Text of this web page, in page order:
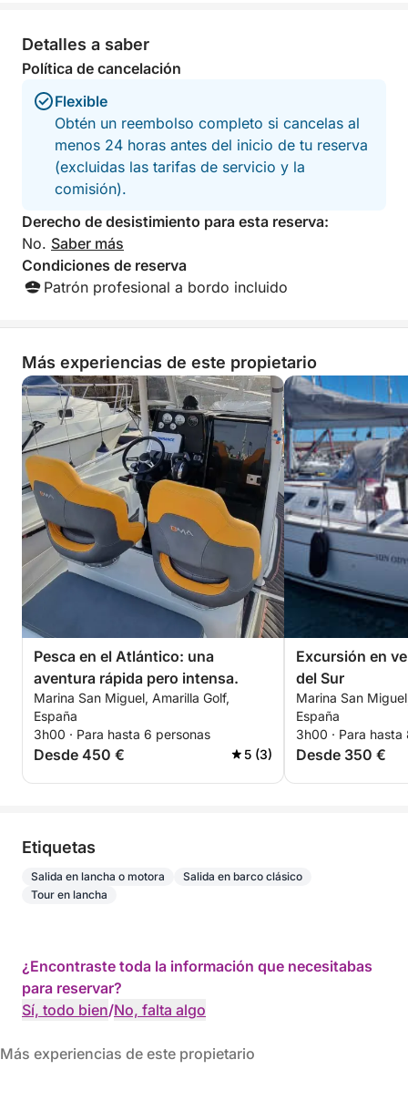
The crew made us feel completely
welcome and taken care of throughout
the entire day. We are incredibly
grateful for this unforgettable and fully
organized experience. Highly
recommended to anyone looking for a
relaxing, fun, and special day on the
water!
Detalles a saber
Política de cancelación
Flexible
Obtén un reembolso completo si cancelas al
menos 24 horas antes del inicio de tu reserva
(excluidas las tarifas de servicio y la
comisión).
Derecho de desistimiento para esta reserva:
No. Saber más
Condiciones de reserva
Patrón profesional a bordo incluido
Más experiencias de este propietario
Pesca en el Atlántico: una
aventura rápida pero intensa.
Marina San Miguel, Amarilla Golf,
España
3h00 · Para hasta 6 personas
Desde 450 € 5 (3)
Excursión en
del Sur
Marina San
España
3h00 · Para
Desde 350 €
Etiquetas
Salida en lancha o motora
Salida en barco clásico
Tour en lancha
¿Encontraste toda la información que necesitabas
para reservar?
Sí, todo bien/No, falta algo
Más experiencias de este propietario